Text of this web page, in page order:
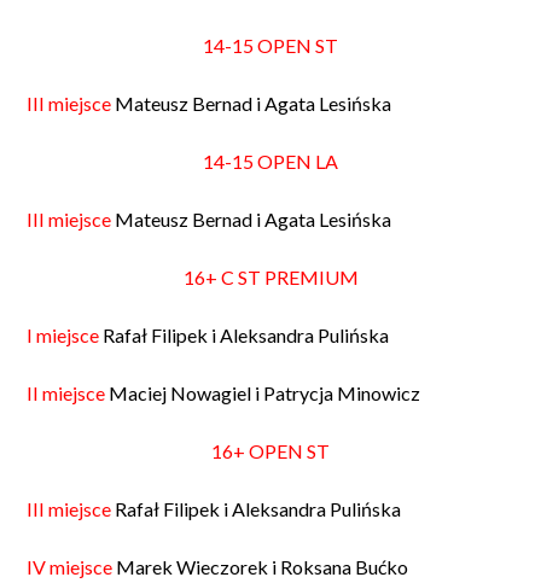
14-15 OPEN ST
III miejsce Mateusz Bernad i Agata Lesińska
14-15 OPEN LA
III miejsce Mateusz Bernad i Agata Lesińska
16+ C ST PREMIUM
I miejsce Rafał Filipek i Aleksandra Pulińska
II miejsce Maciej Nowagiel i Patrycja Minowicz
16+ OPEN ST
III miejsce Rafał Filipek i Aleksandra Pulińska
IV miejsce Marek Wieczorek i Roksana Bućko